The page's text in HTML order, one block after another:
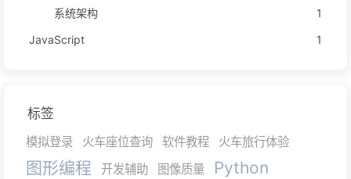
系统架构
1
JavaScript
1
标签
模拟登录 火车座位查询 软件教程 火车旅行体验
图形编程 开发辅助 图像质量 Python